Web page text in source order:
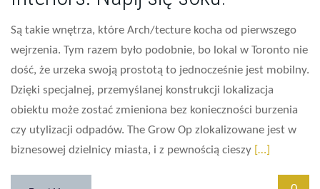
Są takie wnętrza, które Arch/tecture kocha od pierwszego
wejrzenia. Tym razem było podobnie, bo lokal w Toronto nie
dość, że urzeka swoją prostotą to jednocześnie jest mobilny.
Dzięki specjalnej, przemyślanej konstrukcji lokalizacja
obiektu może zostać zmieniona bez konieczności burzenia
czy utylizacji odpadów. The Grow Op zlokalizowane jest w
biznesowej dzielnicy miasta, i z pewnością cieszy […]